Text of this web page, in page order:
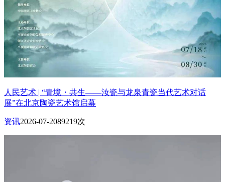
人民艺术 | “青境・共生——汝瓷与龙泉青瓷当代艺术对话
展”在北京陶瓷艺术馆启幕
资讯2026-07-2089219次